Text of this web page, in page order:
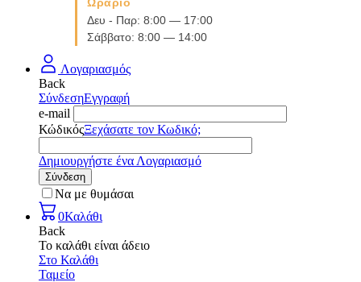
Δευ - Παρ: 8:00 — 17:00
Σάββατο: 8:00 — 14:00
Λογαριασμός
Back
ΣύνδεσηΕγγραφή
e-mail
ΚώδικόςΞεχάσατε τον Κωδικό;
Δημιουργήστε ένα Λογαριασμό
Σύνδεση
Να με θυμάσαι
0Καλάθι
Back
Το καλάθι είναι άδειο
Στο Καλάθι
Ταμείο